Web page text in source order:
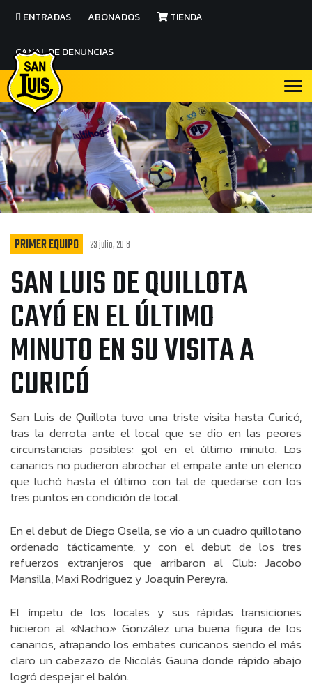
ENTRADAS ABONADOS TIENDA
CANAL DE DENUNCIAS
PRIMER EQUIPO 23 julio, 2018
SAN LUIS DE QUILLOTA
CAYÓ EN EL ÚLTIMO
MINUTO EN SU VISITA A
CURICÓ
San Luis de Quillota tuvo una triste visita hasta Curicó,
tras la derrota ante el local que se dio en las peores
circunstancias posibles: gol en el último minuto. Los
canarios no pudieron abrochar el empate ante un elenco
que luchó hasta el último con tal de quedarse con los
tres puntos en condición de local.
En el debut de Diego Osella, se vio a un cuadro quillotano
ordenado tácticamente, y con el debut de los tres
refuerzos extranjeros que arribaron al Club: Jacobo
Mansilla, Maxi Rodriguez y Joaquin Pereyra.
El ímpetu de los locales y sus rápidas transiciones
hicieron al «Nacho» González una buena figura de los
canarios, atrapando los embates curicanos siendo el más
claro un cabezazo de Nicolás Gauna donde rápido abajo
logró despejar el balón.